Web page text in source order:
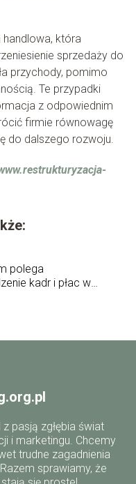
która
sprzedaży do
przychody, pomimo
Te przypadki
z odpowiednim
firmie równowagę
do dalszego rozwoju.
polega
kadr i płac w
pasją zgłębia świat
i marketingu. Chcemy
trudne zagadnienia
sprawiamy, że